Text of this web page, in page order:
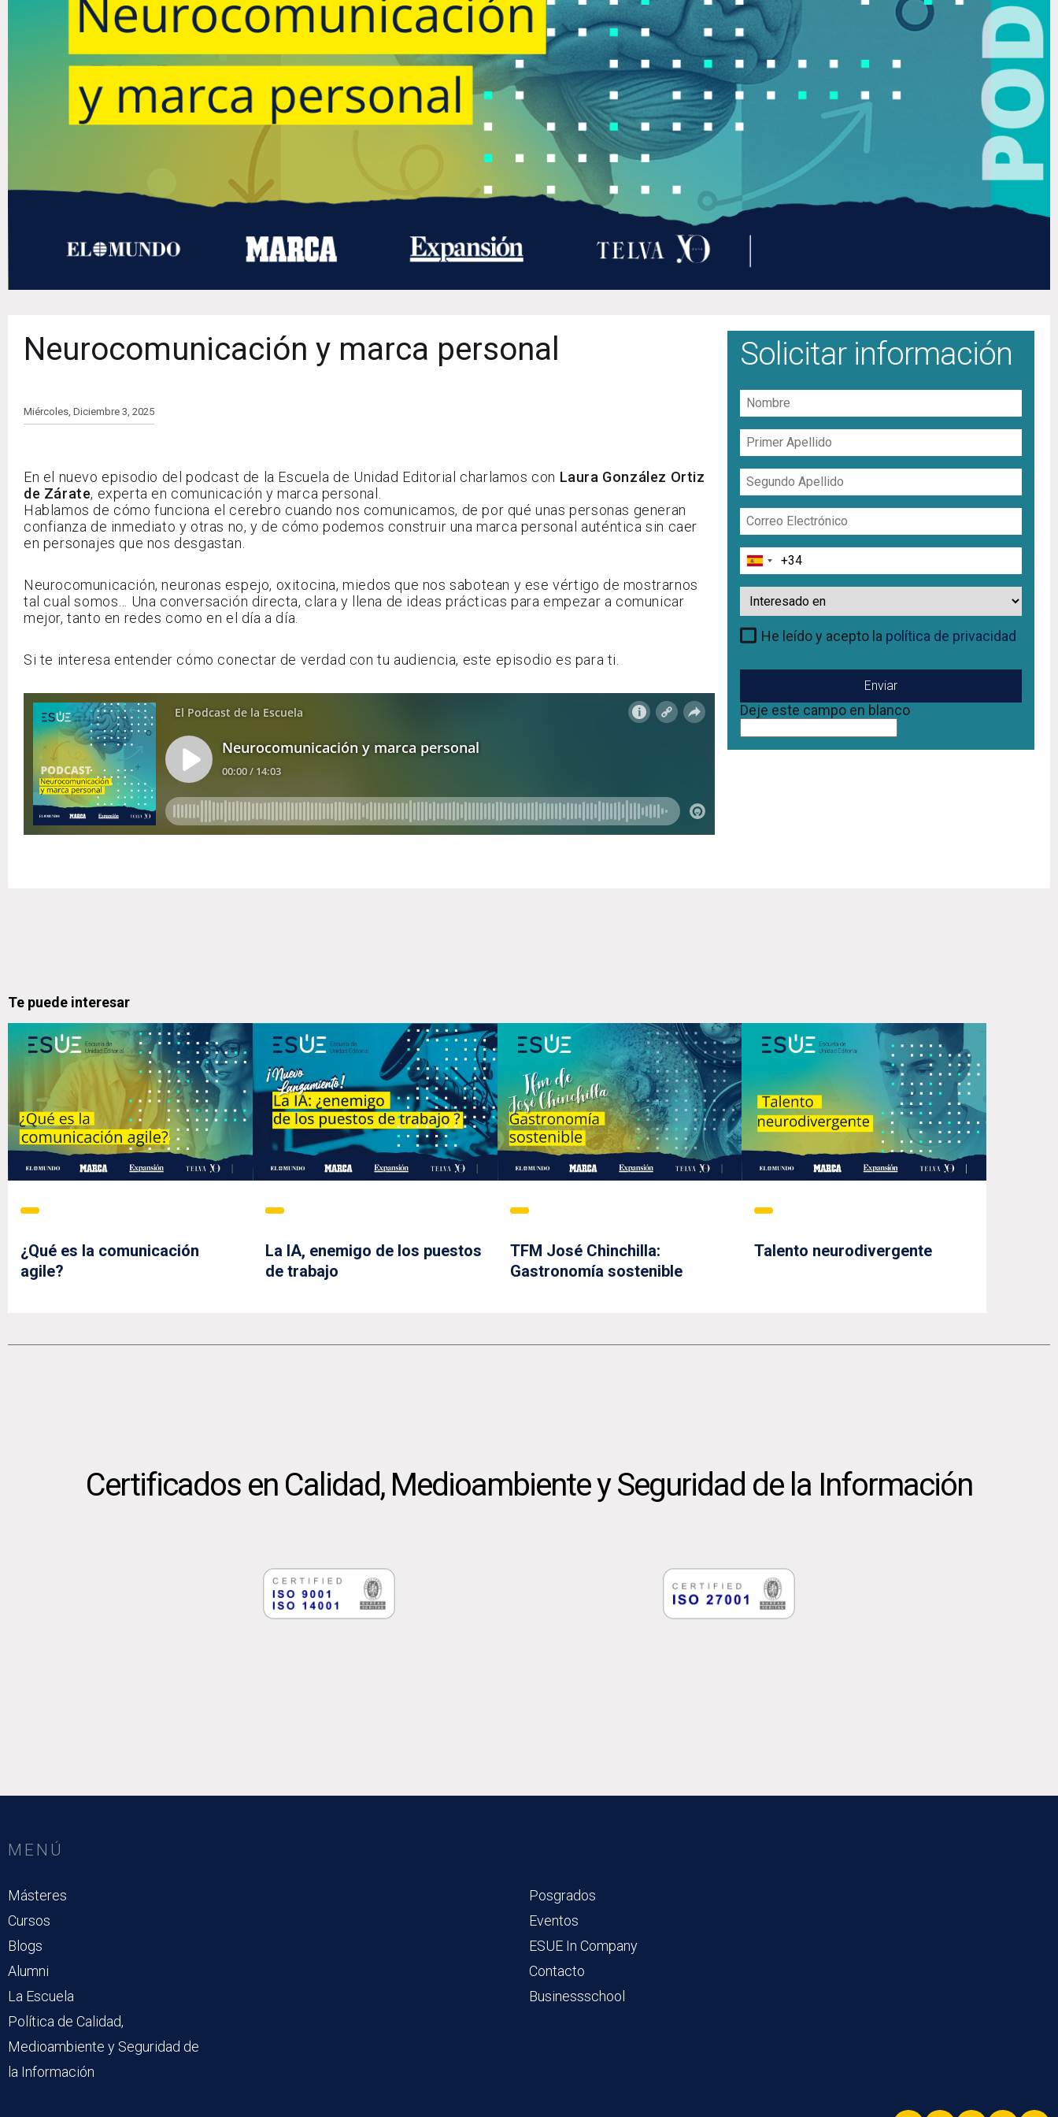
Neurocomunicación y marca personal
Miércoles, Diciembre 3, 2025
En el nuevo episodio del podcast de la Escuela de Unidad Editorial charlamos con Laura González Ortiz
de Zárate, experta en comunicación y marca personal.
Hablamos de cómo funciona el cerebro cuando nos comunicamos, de por qué unas personas generan
confianza de inmediato y otras no, y de cómo podemos construir una marca personal auténtica sin caer
en personajes que nos desgastan.
Neurocomunicación, neuronas espejo, oxitocina, miedos que nos sabotean y ese vértigo de mostrarnos
tal cual somos… Una conversación directa, clara y llena de ideas prácticas para empezar a comunicar
mejor, tanto en redes como en el día a día.
Si te interesa entender cómo conectar de verdad con tu audiencia, este episodio es para ti.
Solicitar información
Nombre
Primer
Apellido
Segundo
Apellido
Correo
Electrónico
Teléfono
Interesado
en
He leído y acepto la política de privacidad
Deje este campo en blanco
Te puede interesar
¿Qué es la comunicación
agile?
La IA, enemigo de los puestos
de trabajo
TFM José Chinchilla:
Gastronomía sostenible
Talento neurodivergente
Certificados en Calidad, Medioambiente y Seguridad de la Información
MENÚ
Másteres
Posgrados
Cursos
Eventos
Blogs
ESUE In Company
Alumni
Contacto
La Escuela
Businessschool
Política de Calidad,
Medioambiente y Seguridad de
la Información